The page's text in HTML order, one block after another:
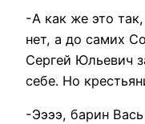
-А как же это
нет, а до самих
Сергей Юльевич
себе. Но
-Ээээ, барин